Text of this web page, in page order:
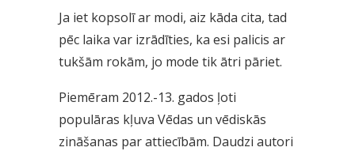
Ja iet kopsolī ar modi, aiz kāda cita, tad
pēc laika var izrādīties, ka esi palicis ar
tukšām rokām, jo mode tik ātri pāriet.
Piemēram 2012.-13. gados ļoti
populāras kļuva Vēdas un vēdiskās
zināšanas par attiecībām. Daudzi autori